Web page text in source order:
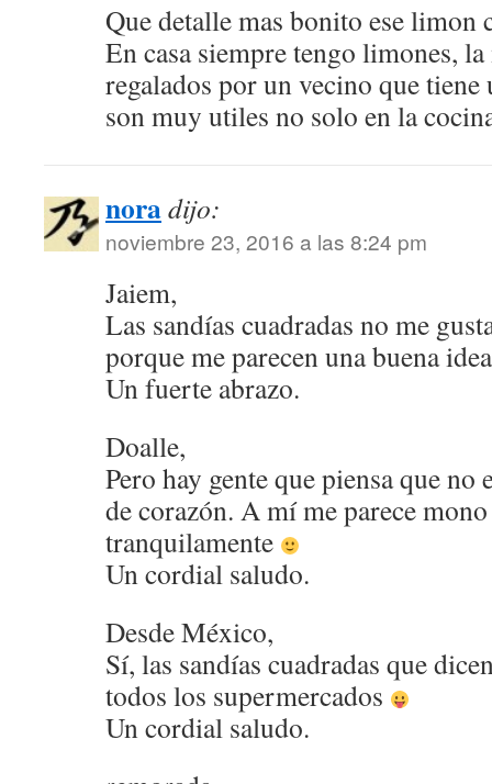
Que detalle mas bonito ese limon
En casa siempre tengo limones,
regalados por un vecino que
son muy utiles no solo en la
noradijo:
noviembre 23, 2016 a las 8:24 pm
Jaiem,
Las sandías cuadradas no me
porque me parecen una buena
Un fuerte abrazo.
Doalle,
Pero hay gente que piensa que no
de corazón. A mí me parece
tranquilamente
Un cordial saludo.
Desde México,
Sí, las sandías cuadradas que
todos los supermercados
Un cordial saludo.